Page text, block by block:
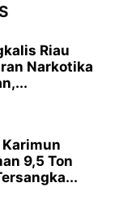
Riau
Narkotika
9,5 Ton